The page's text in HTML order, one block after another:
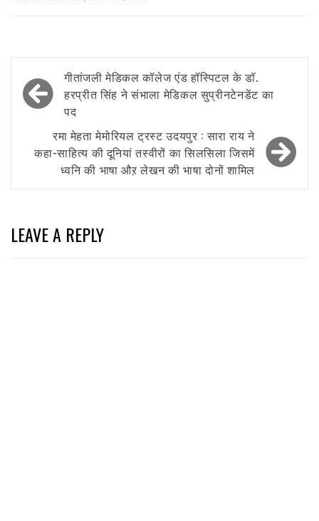
Post
navigation
गीतांजली मेडिकल कॉलेज एंड हॉस्पिटल के डॉ.
हरप्रीत सिंह ने संभाला मेडिकल सुप्रीनटेनडेंट का
पद
रमा मेहता मेमोरियल ट्रस्ट उदयपुर : सारा राय ने
कहा-साहित्य की दूनियां तस्वीरों का सिलसिला जिसमें
ध्वनि की भाषा औऱ लेखन की भाषा दोनों शामिल
LEAVE A REPLY